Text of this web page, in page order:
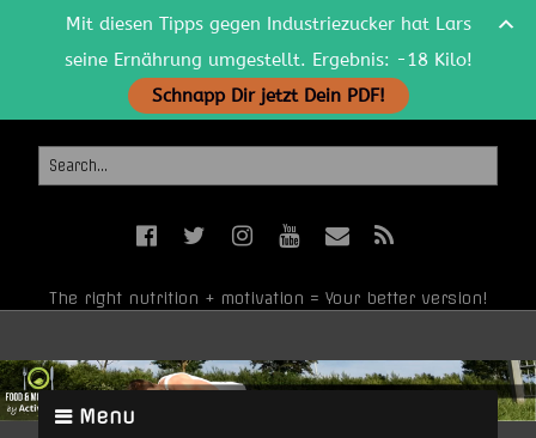
The right nutrition + motivation = Your better version!
Menu
Mit diesen Tipps gegen Industriezucker hat Lars
seine Ernährung umgestellt. Ergebnis: -18 Kilo!
Schnapp Dir jetzt Dein PDF!